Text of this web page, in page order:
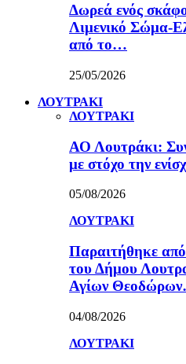
Δωρεά ενός
Λιμενικό Σώμα-
από το…
25/05/2026
ΛΟΥΤΡΑΚΙ
ΛΟΥΤΡΑΚΙ
ΑΟ Λουτράκι:
με στόχο την
05/08/2026
ΛΟΥΤΡΑΚΙ
Παραιτήθηκε
του Δήμου
Αγίων
04/08/2026
ΛΟΥΤΡΑΚΙ